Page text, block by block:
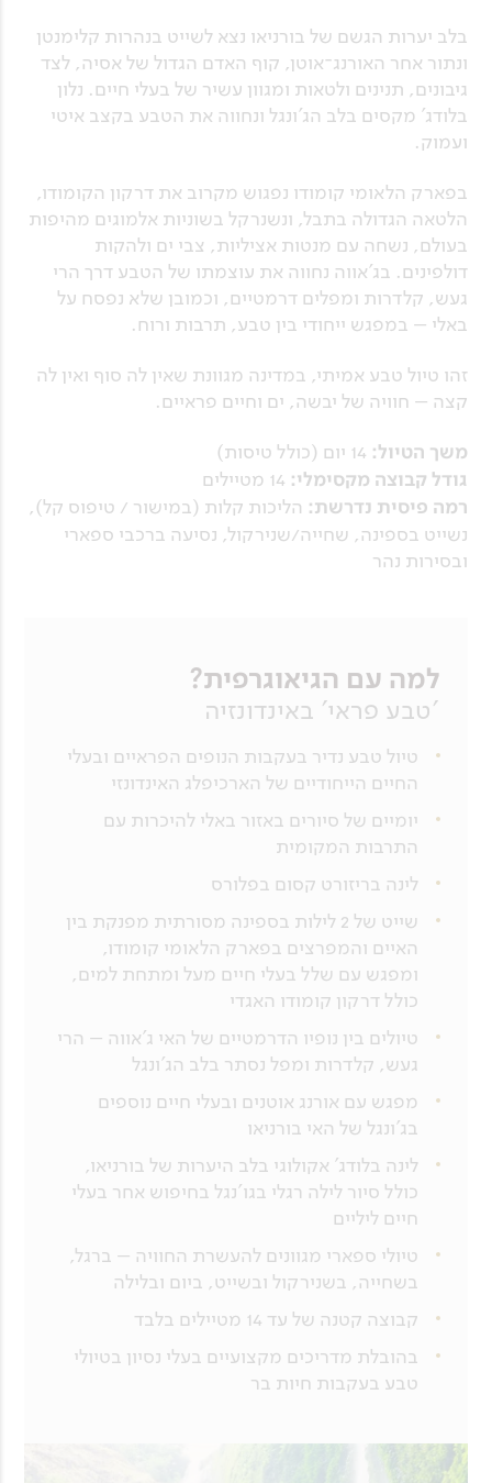
בלב יערות הגשם של בורניאו נצא לשייט בנהרות קלימנטן
ונתור אחר האורנג־אוטן, קוף האדם הגדול של אסיה, לצד
גיבונים, תנינים ולטאות ומגוון עשיר של בעלי חיים. נלון
בלודג' מקסים בלב הג’ונגל ונחווה את הטבע בקצב איטי
ועמוק.
בפארק הלאומי קומודו נפגוש מקרוב את דרקון הקומודו,
הלטאה הגדולה בתבל, ונשנרקל בשוניות אלמוגים מהיפות
בעולם, נשחה עם מנטות אציליות, צבי ים ולהקות
דולפינים. בג’אווה נחווה את עוצמתו של הטבע דרך הרי
געש, קלדרות ומפלים דרמטיים, וכמובן שלא נפסח על
באלי – במפגש ייחודי בין טבע, תרבות ורוח.
זהו טיול טבע אמיתי, במדינה מגוונת שאין לה סוף ואין לה
קצה – חוויה של יבשה, ים וחיים פראיים.
משך הטיול:
גודל קבוצה מקסימלי:
רמה פיסית נדרשת: הליכות קלות (במישור / טיפוס קל),
נשייט בספינה, שחייה/שנירקול, נסיעה ברכבי ספארי
ובסירות נהר
למה עם הגיאוגרפית?
'טבע פראי' באינדונזיה
טיול טבע נדיר בעקבות הנופים הפראיים ובעלי
החיים הייחודיים של הארכיפלג האינדונזי
יומיים של סיורים באזור באלי להיכרות עם
התרבות המקומית
לינה בריזורט קסום בפלורס
שייט של 2 לילות בספינה מסורתית מפנקת בין
האיים והמפרצים בפארק הלאומי קומודו,
ומפגש עם שלל בעלי חיים מעל ומתחת למים,
כולל דרקון קומודו האגדי
טיולים בין נופיו הדרמטיים של האי ג'אווה – הרי
געש, קלדרות ומפל נסתר בלב הג'ונגל
מפגש עם אורנג אוטנים ובעלי חיים נוספים
בג'ונגל של האי בורניאו
לינה בלודג' אקולוגי בלב היערות של בורניאו,
כולל סיור לילה רגלי בגו'נגל בחיפוש אחר בעלי
חיים ליליים
טיולי ספארי מגוונים להעשרת החוויה – ברגל,
בשחייה, בשנירקול ובשייט, ביום ובלילה
קבוצה קטנה של עד 14 מטיילים בלבד
בהובלת מדריכים מקצועיים בעלי נסיון בטיולי
טבע בעקבות חיות בר